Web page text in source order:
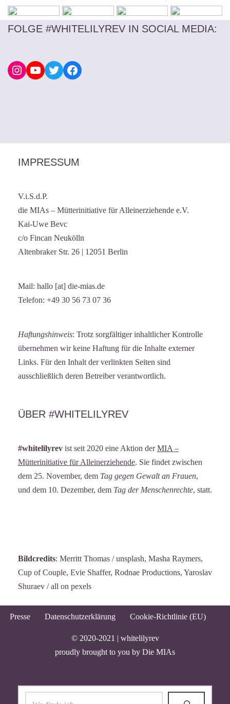
FOLGE #WHITELILYREV IN SOCIAL MEDIA:
IMPRESSUM
V.i.S.d.P.
die MIAs – Mütterinitiative für Alleinerziehende e.V.
Kai-Uwe Bevc
c/o Fincan Neukölln
Altenbraker Str. 26 | 12051 Berlin
Mail: hallo [at] die-mias.de
Telefon: +49 30 56 73 07 36
Haftungshinweis: Trotz sorgfältiger inhaltlicher Kontrolle
übernehmen wir keine Haftung für die Inhalte externer
Links. Für den Inhalt der verlinkten Seiten sind
ausschließlich deren Betreiber verantwortlich.
ÜBER #WHITELILYREV
#whitelilyrev ist seit 2020 eine Aktion derMIA –
Mütterinitiative für Alleinerziehende. Sie findet zwischen
dem 25. November, dem Tag gegen Gewalt an Frauen,
und dem 10. Dezember, dem Tag der Menschenrechte, statt.
Bildcredits: Merritt Thomas / unsplash, Masha Raymers,
Cup of Couple, Evie Shaffer, Rodnae Productions, Yaroslav
Shuraev / all on pexels
Presse Datenschutzerklärung Cookie-Richtlinie (EU)
© 2020-2021 | whitelilyrev
proudly brought to you by Die MIAs